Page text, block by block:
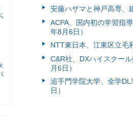
安藤ハザマと神戸高専、
ACPA、国内初の学習指
年8月6日）
NTT東日本、江東区立毛
C&R社、DXハイスクー
月6日）
追手門学院大学、全学
日）